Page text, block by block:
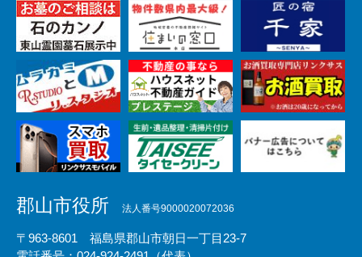
郡山市役所 法人番号9000020072036
〒963-8601 福島県郡山市朝日一丁目23-7